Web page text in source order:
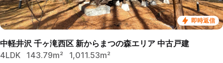
即時返信
中軽井沢 千ヶ滝西区 新からまつの森エリア 中古戸建
4LDK
143.79m² 1,011.53m²